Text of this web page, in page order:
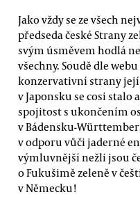
Jako vždy se ze všech
předseda české Strany
svým úsměvem hodlá
všechny. Soudě dle
konzervativní strany její
v Japonsku se cosi stalo
spojitost s ukončením
v Bádensku-
v odporu vůči jaderné
výmluvnější nežli jsou
o Fukušimě zeleně v
v Německu!